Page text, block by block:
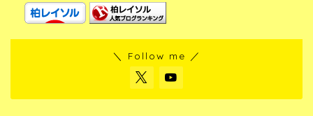
＼ Follow me ／